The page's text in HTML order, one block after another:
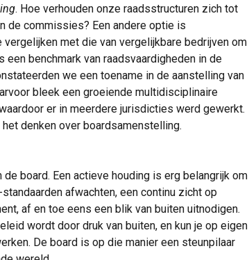
. Hoe verhouden onze raadsstructuren zich tot
de commissies? Een andere optie is
vergelijken met die van vergelijkbare bedrijven om
een benchmark van raadsvaardigheden in de
we een toename in de aanstelling van
bleek een groeiende multidisciplinaire
er in meerdere jurisdicties werd gewerkt.
denken over boardsamenstelling.
board. Een actieve houding is erg belangrijk om
afwachten, een continu zicht op
af en toe eens een blik van buiten uitnodigen.
wordt door druk van buiten, en kun je op eigen
De board is op die manier een steunpilaar